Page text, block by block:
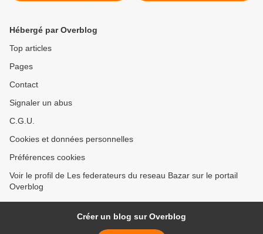
Hébergé par Overblog
Top articles
Pages
Contact
Signaler un abus
C.G.U.
Cookies et données personnelles
Préférences cookies
Voir le profil de Les federateurs du reseau Bazar sur le portail
Overblog
Créer un blog sur Overblog